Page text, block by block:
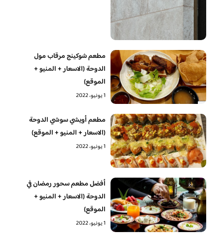
مطعم شوكينج مرقاب مول
الدوحة (الاسعار + المنيو +
الموقع)
1 يونيو، 2022
مطعم أويشي سوشي الدوحة
(الاسعار + المنيو + الموقع)
1 يونيو، 2022
أفضل مطعم سحور رمضان في
الدوحة (الاسعار + المنيو +
الموقع)
1 يونيو، 2022